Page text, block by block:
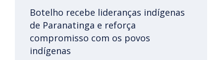
Botelho recebe lideranças indígenas
de Paranatinga e reforça
compromisso com os povos
indígenas